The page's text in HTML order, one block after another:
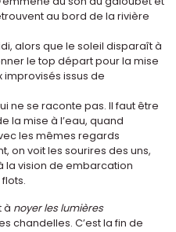
au bord de la rivière
alors que le soleil disparaît à
le top départ pour la mise
improvisés issus de
ne se raconte pas. Il faut être
la mise à l’eau, quand
les mêmes regards
on voit les sourires des uns,
la vision de embarcation
à noyer les lumières
chandelles. C’est la fin de